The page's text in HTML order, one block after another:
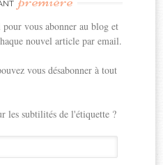
pour vous abonner au blog et
nouvel article par email.
vous désabonner à tout
les subtilités de l'étiquette ?